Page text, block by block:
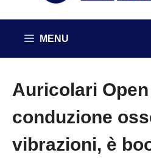
MENU
Auricolari
conduzione
vibrazioni, è